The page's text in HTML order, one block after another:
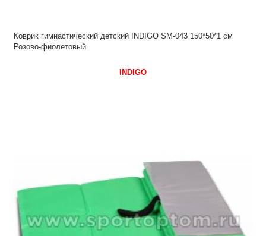
Коврик гимнастический детский INDIGO SM-043 150*50*1 см
Розово-фиолетовый
INDIGO